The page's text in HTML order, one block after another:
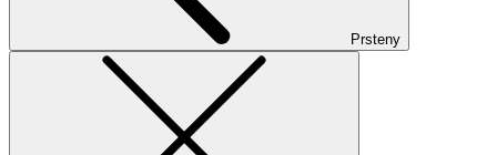
Prsteny